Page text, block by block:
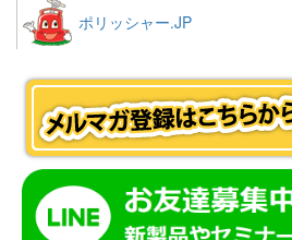
ポリッシャー.JP